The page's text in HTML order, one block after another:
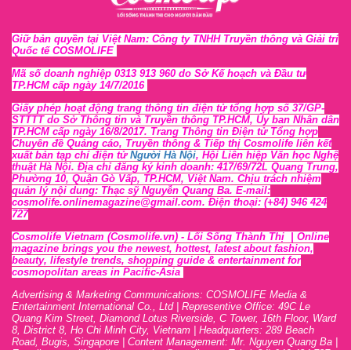
Giữ bản quyền tại Việt Nam: Công ty TNHH Truyền thông và Giải trí
Quốc tế COSMOLIFE
Mã số doanh nghiệp 0313 913 960 do Sở Kế hoạch và Đầu tư
TP.HCM cấp ngày 14/7/2016
Giấy phép hoạt động trang thông tin điện tử tổng hợp số 37/GP-
STTTT do Sở Thông tin và Truyền thông TP.HCM, Ủy ban Nhân dân
TP.HCM cấp ngày 16/8/2017. Trang Thông tin Điện tử Tổng hợp
Chuyên đề Quảng cáo, Truyền thông & Tiếp thị Cosmolife liên kết
xuất bản tạp chí điện tử Người Hà Nội, Hội Liên hiệp Văn học Nghệ
thuật Hà Nội. Địa chỉ đăng ký kinh doanh: 417/69/72L Quang Trung,
Phường 10, Quận Gò Vấp, TP.HCM, Việt Nam. Chịu trách nhiệm
quản lý nội dung: Thạc sỹ Nguyễn Quang Ba. E-mail:
cosmolife.onlinemagazine@gmail.com. Điện thoại: (+84) 946 424
727
Cosmolife Vietnam (Cosmolife.vn) - Lối Sống Thành Thị | Online
magazine brings you the newest, hottest, latest about fashion,
beauty, lifestyle trends, shopping guide & entertainment for
cosmopolitan areas in Pacific-Asia
Advertising & Marketing Communications: COSMOLIFE Media &
Entertainment International Co., Ltd | Representive Office: 49C Le
Quang Kim Street, Diamond Lotus Riverside, C Tower, 16th Floor, Ward
8, District 8, Ho Chi Minh City, Vietnam | Headquarters: 289 Beach
Road, Bugis, Singapore | Content Management: Mr. Nguyen Quang Ba |